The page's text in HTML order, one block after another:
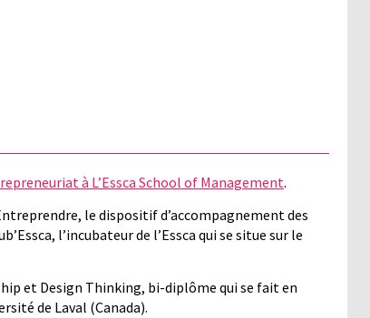
à L’Essca School of Management.
le dispositif d’accompagnement des
l’incubateur de l’Essca qui se situe sur le
et Design Thinking, bi-diplôme qui se fait en
de Laval (Canada).